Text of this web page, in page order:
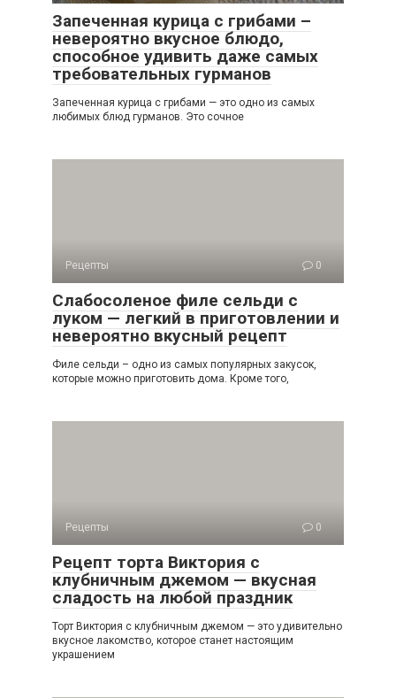
Запеченная курица с грибами –
невероятно вкусное блюдо,
способное удивить даже самых
требовательных гурманов
Запеченная курица с грибами — это одно из самых
любимых блюд гурманов. Это сочное
Рецепты 0
Слабосоленое филе сельди с
луком — легкий в приготовлении и
невероятно вкусный рецепт
Филе сельди – одно из самых популярных закусок,
которые можно приготовить дома. Кроме того,
Рецепты 0
Рецепт торта Виктория с
клубничным джемом — вкусная
сладость на любой праздник
Торт Виктория с клубничным джемом — это удивительно
вкусное лакомство, которое станет настоящим
украшением